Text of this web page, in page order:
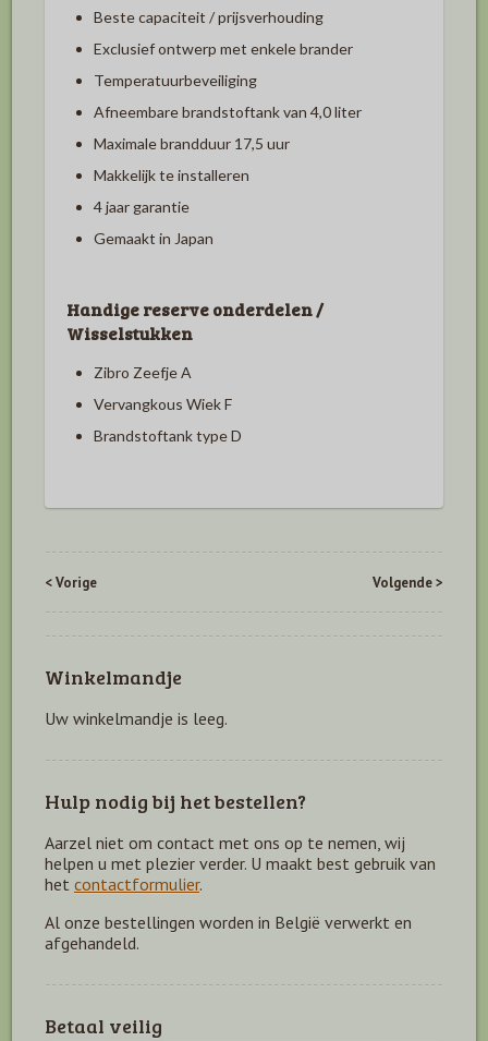
Beste capaciteit / prijsverhouding
Exclusief ontwerp met enkele brander
Temperatuurbeveiliging
Afneembare brandstoftank van 4,0 liter
Maximale brandduur 17,5 uur
Makkelijk te installeren
4 jaar garantie
Gemaakt in Japan
Handige reserve onderdelen /
Wisselstukken
Zibro Zeefje A
Vervangkous Wiek F
Brandstoftank type D
< Vorige Volgende >
Winkelmandje
Uw winkelmandje is leeg.
Hulp nodig bij het bestellen?
Aarzel niet om contact met ons op te nemen, wij
helpen u met plezier verder. U maakt best gebruik van
het contactformulier.
Al onze bestellingen worden in België verwerkt en
afgehandeld.
Betaal veilig